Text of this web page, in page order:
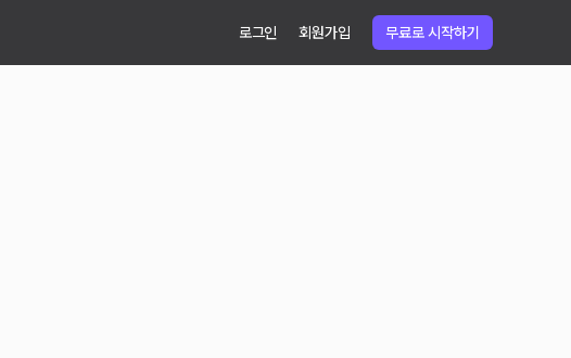
로그인 회원가입 무료로 시작하기